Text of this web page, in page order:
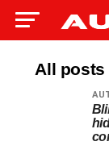
All posts